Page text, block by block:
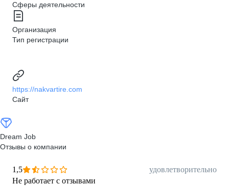
Сферы деятельности
Организация
Тип регистрации
https://nakvartire.com
Сайт
Dream Job
Отзывы о компании
1,5
удовлетворительно
Не работает с отзывами